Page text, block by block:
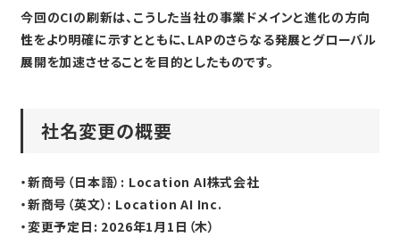
今回のCIの刷新は、こうした当社の事業ドメインと進化の方向
性をより明確に示すとともに、LAPのさらなる発展とグローバル
展開を加速させることを目的としたものです。
社名変更の概要
・新商号（日本語）: Location AI株式会社
・新商号（英文）: Location AI Inc.
・変更予定日: 2026年1月1日（木）